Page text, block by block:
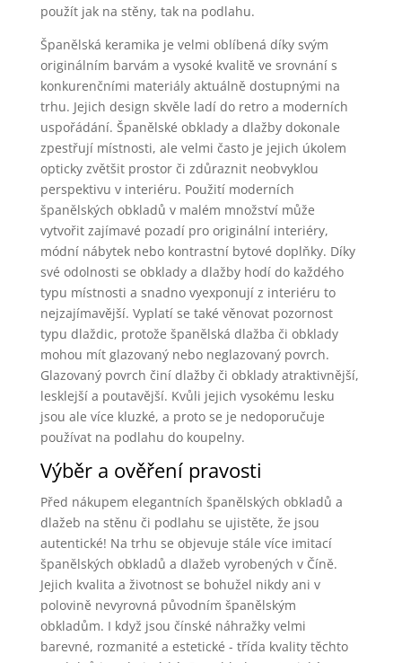
použít jak na stěny, tak na podlahu.
Španělská keramika je velmi oblíbená díky svým
originálním barvám a vysoké kvalitě ve srovnání s
konkurenčními materiály aktuálně dostupnými na
trhu. Jejich design skvěle ladí do retro a moderních
uspořádání. Španělské obklady a dlažby dokonale
zpestřují místnosti, ale velmi často je jejich úkolem
opticky zvětšit prostor či zdůraznit neobvyklou
perspektivu v interiéru. Použití moderních
španělských obkladů v malém množství může
vytvořit zajímavé pozadí pro originální interiéry,
módní nábytek nebo kontrastní bytové doplňky. Díky
své odolnosti se obklady a dlažby hodí do každého
typu místnosti a snadno vyexponují z interiéru to
nejzajímavější. Vyplatí se také věnovat pozornost
typu dlaždic, protože španělská dlažba či obklady
mohou mít glazovaný nebo neglazovaný povrch.
Glazovaný povrch činí dlažby či obklady atraktivnější,
lesklejší a poutavější. Kvůli jejich vysokému lesku
jsou ale více kluzké, a proto se je nedoporučuje
používat na podlahu do koupelny.
Výběr a ověření pravosti
Před nákupem elegantních španělských obkladů a
dlažeb na stěnu či podlahu se ujistěte, že jsou
autentické! Na trhu se objevuje stále více imitací
španělských obkladů a dlažeb vyrobených v Číně.
Jejich kvalita a životnost se bohužel nikdy ani v
polovině nevyrovná původním španělským
obkladům. I když jsou čínské náhražky velmi
barevné, rozmanité a estetické - třída kvality těchto